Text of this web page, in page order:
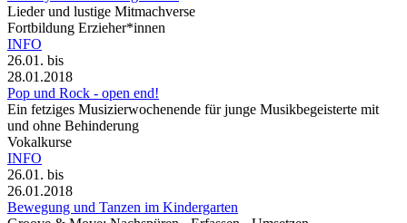
Lieder und lustige Mitmachverse
Fortbildung Erzieher*innen
INFO
26.01. bis
28.01.2018
Pop und Rock - open end!
Ein fetziges Musizierwochenende für junge Musikbegeisterte mit
und ohne Behinderung
Vokalkurse
INFO
26.01. bis
26.01.2018
Bewegung und Tanzen im Kindergarten